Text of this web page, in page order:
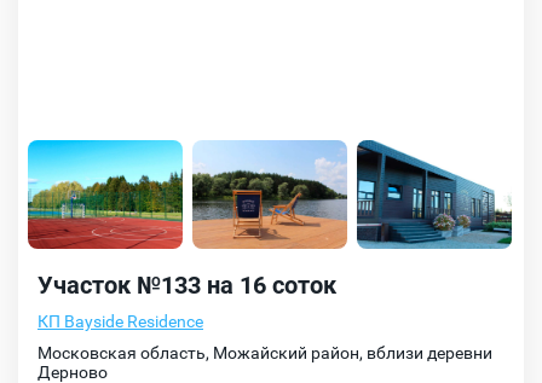
Участок №133 на 16 соток
КП Bayside Residence
Московская область, Можайский район, вблизи деревни
Дерново